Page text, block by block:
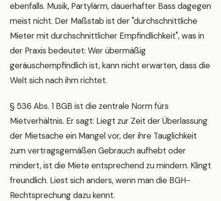
ebenfalls. Musik, Partylärm, dauerhafter Bass dagegen
meist nicht. Der Maßstab ist der "durchschnittliche
Mieter mit durchschnittlicher Empfindlichkeit", was in
der Praxis bedeutet: Wer übermäßig
geräuschempfindlich ist, kann nicht erwarten, dass die
Welt sich nach ihm richtet.
§ 536 Abs. 1 BGB ist die zentrale Norm fürs
Mietverhältnis. Er sagt: Liegt zur Zeit der Überlassung
der Mietsache ein Mangel vor, der ihre Tauglichkeit
zum vertragsgemäßen Gebrauch aufhebt oder
mindert, ist die Miete entsprechend zu mindern. Klingt
freundlich. Liest sich anders, wenn man die BGH-
Rechtsprechung dazu kennt.